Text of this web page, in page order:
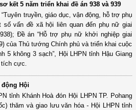
kết 5 năm triển khai đề án 938 và 939
truyền, giáo dục, vận động, hỗ trợ phụ
số vấn đề xã hội liên quan đến phụ nữ giai
Đề án “Hỗ trợ phụ nữ khởi nghiệp giai
của Thủ tướng Chính phủ và triển khai cuộc
5 không 3 sạch”, Hội LHPN tỉnh Hậu Giang
tích cực.
Hội
tỉnh Khánh Hoà đón Hội LHPN TP. Pohang
thăm và giao lưu văn hóa - Hội LHPN tỉnh